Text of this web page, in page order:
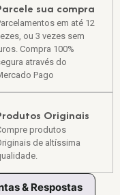
sua compra
em até 12
ou 3 vezes sem
Compra 100%
através do
Pago
Originais
produtos
de altíssima
& Respostas